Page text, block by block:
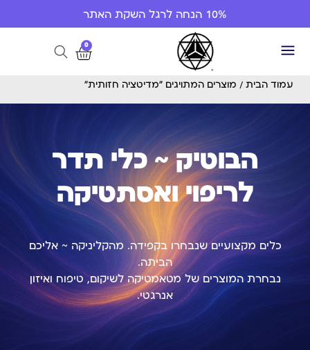
10% הנחה לרגל השקת האתר
0
עמוד הבית / מוצרים המתויגים “מדיטציה חזותית”
הבוטיק ~ כלי תדר
לריפוי ואסתטיקה
כלים מקצועיים שנבחרו בקפידה. מהקליניקה ~ אליכם
הביתה.
נבחרת המוצרים של מטאמטיקה לשיקום, טיפוח ואיזון
אנרגטי.